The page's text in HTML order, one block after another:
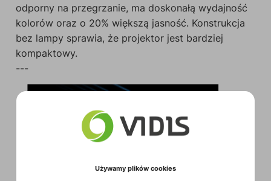
odporny na przegrzanie, ma doskonałą wydajność
kolorów oraz o 20% większą jasność. Konstrukcja
bez lampy sprawia, że projektor jest bardziej
kompaktowy.
---
Używamy plików cookies